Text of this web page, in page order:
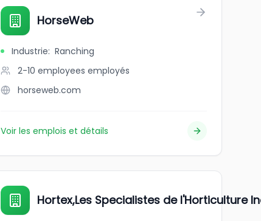
HorseWeb
Industrie: Ranching
2-10 employees employés
horseweb.com
Voir les emplois et détails
Hortex,Les Specialistes de l'Horticulture